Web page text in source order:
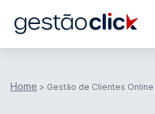
Home > Gestão de Clientes Online